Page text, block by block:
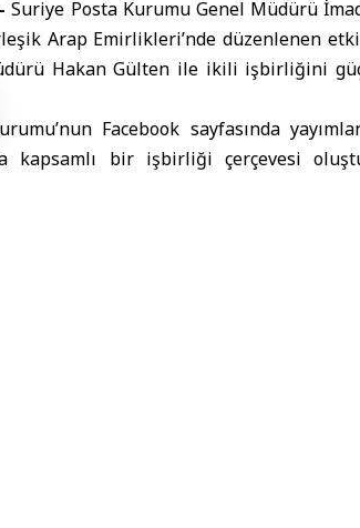
Suriye Posta Kurumu Genel Müdürü
Arap Emirlikleri’nde düzenlenen
Hakan Gülten ile ikili işbirliğini
Facebook sayfasında
kapsamlı bir işbirliği çerçevesi